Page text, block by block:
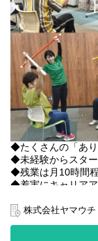
▽健康チェック：
体調に合わせたプ
▽準備運動・スト
入れながらウォー
▽機能訓練：日常
な筋力をつける「
◎マシンは日本の
▽家トレ：ご自宅
▽リズム体操：音楽
力向上。
かせ、筋肉に残っ
◆たくさんの「あり
◆未経験からスター
◆残業は月10時間
◆着実にキャリアア
【主な業務】
・介護予防運動の
株式会社ヤマウ